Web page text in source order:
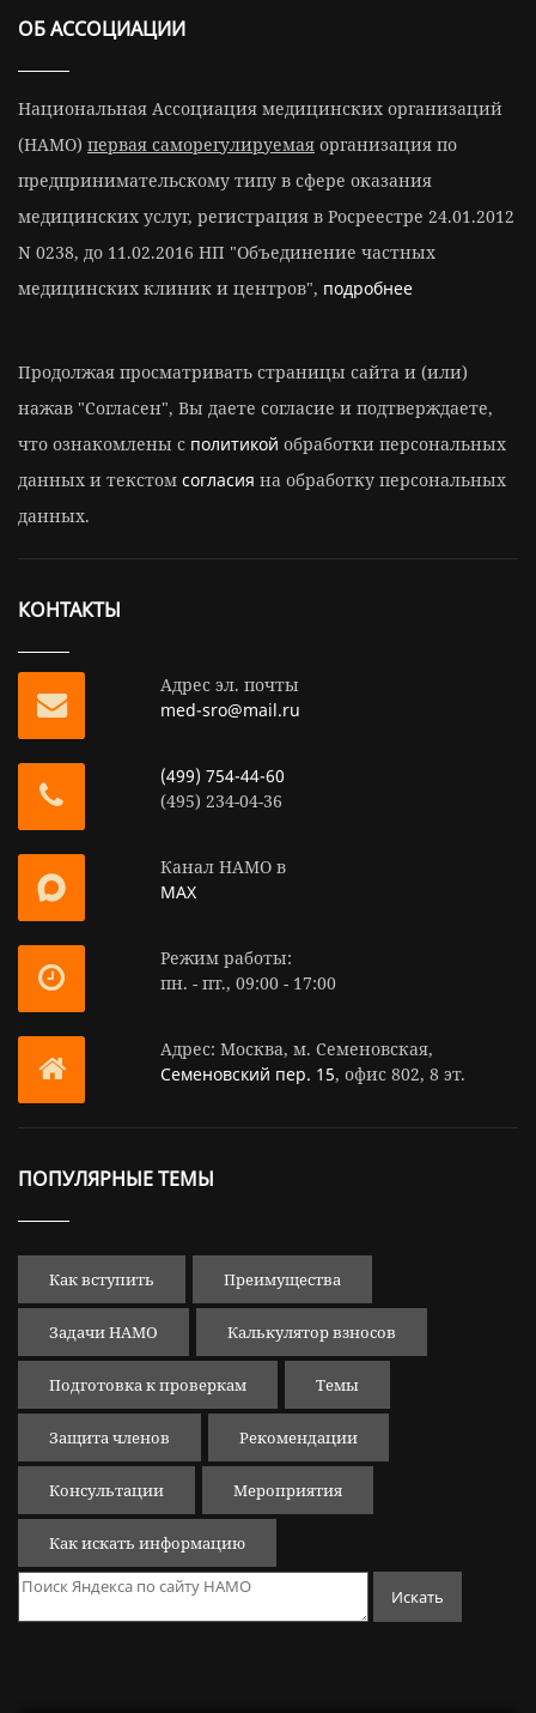
ОБ АССОЦИАЦИИ
Национальная Ассоциация медицинских организаций
(НАМО) первая саморегулируемая организация по
предпринимательскому типу в сфере оказания
медицинских услуг, регистрация в Росреестре 24.01.2012
N 0238, до 11.02.2016 НП "Объединение частных
медицинских клиник и центров", подробнее
Продолжая просматривать страницы сайта и (или)
нажав "Согласен", Вы даете согласие и подтверждаете,
что ознакомлены с политикой обработки персональных
данных и текстом согласия на обработку персональных
данных.
КОНТАКТЫ
Адрес эл. почты
med-sro@mail.ru
(499) 754-44-60
(495) 234-04-36
Канал НАМО в
MAX
Режим работы:
пн. - пт., 09:00 - 17:00
Адрес: Москва, м. Семеновская,
Семеновский пер. 15, офис 802, 8 эт.
ПОПУЛЯРНЫЕ ТЕМЫ
Как вступить Преимущества
Задачи НАМО Калькулятор взносов
Подготовка к проверкам Темы
Защита членов Рекомендации
Консультации Мероприятия
Как искать информацию